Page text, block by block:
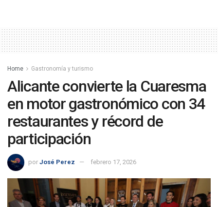
Home Gastronomía y turismo
Alicante convierte la Cuaresma
en motor gastronómico con 34
restaurantes y récord de
participación
por José Perez febrero 17, 2026